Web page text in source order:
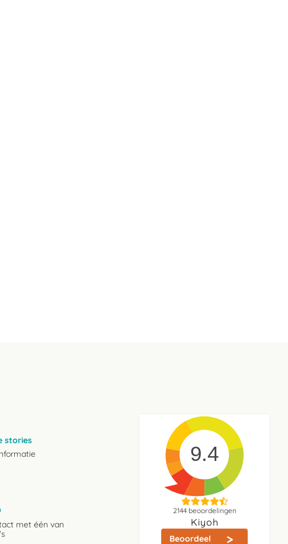
stories
met één van
9.4
2144beoordelingen
Kiyoh
Beoordeel